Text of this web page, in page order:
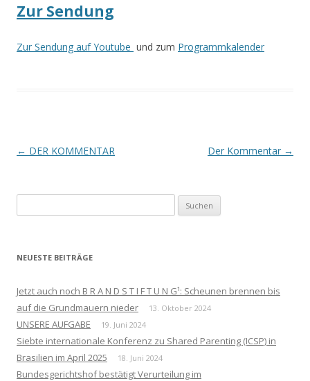
Zur Sendung
Zur Sendung auf Youtube und zum Programmkalender
Beitrags-
← DER KOMMENTAR Der Kommentar →
nach:
NEUESTE BEITRÄGE
Jetzt auch noch B R A N D S T I F T U N G¹: Scheunen brennen bis
auf die Grundmauern nieder
13. Oktober 2024
UNSERE AUFGABE 19. Juni 2024
Siebte internationale Konferenz zu Shared Parenting (ICSP) in
Brasilien im April 2025
18. Juni 2024
Bundesgerichtshof bestätigt Verurteilung im